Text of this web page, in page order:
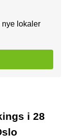
nye lokaler
i 28